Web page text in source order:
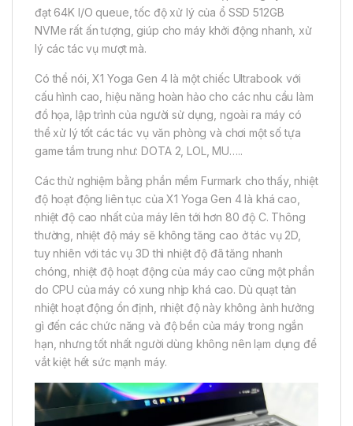
đạt 64K I/O queue, tốc độ xử lý của ổ SSD 512GB
NVMe rất ấn tượng, giúp cho máy khởi động nhanh, xử
lý các tác vụ mượt mà.
Có thể nói, X1 Yoga Gen 4 là một chiếc Ultrabook với
cấu hình cao, hiệu năng hoàn hảo cho các nhu cầu làm
đồ họa, lập trình của người sử dụng, ngoài ra máy có
thể xử lý tốt các tác vụ văn phòng và chơi một số tựa
game tầm trung như: DOTA 2, LOL, MU…..
Các thử nghiệm bằng phần mềm Furmark cho thấy, nhiệt
độ hoạt động liên tục của X1 Yoga Gen 4 là khá cao,
nhiệt độ cao nhất của máy lên tới hơn 80 độ C. Thông
thường, nhiệt độ máy sẽ không tăng cao ở tác vụ 2D,
tuy nhiên với tác vụ 3D thì nhiệt độ đã tăng nhanh
chóng, nhiệt độ hoạt động của máy cao cũng một phần
do CPU của máy có xung nhịp khá cao. Dù quạt tản
nhiệt hoạt động ổn định, nhiệt độ này không ảnh hưởng
gì đến các chức năng và độ bền của máy trong ngắn
hạn, nhưng tốt nhất người dùng không nên lạm dụng để
vắt kiệt hết sức mạnh máy.